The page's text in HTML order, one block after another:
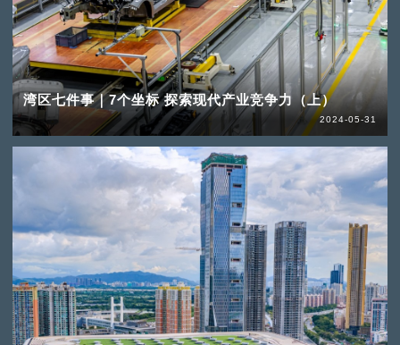
湾区七件事｜7个坐标 探索现代产业竞争力（上）
2024-05-31